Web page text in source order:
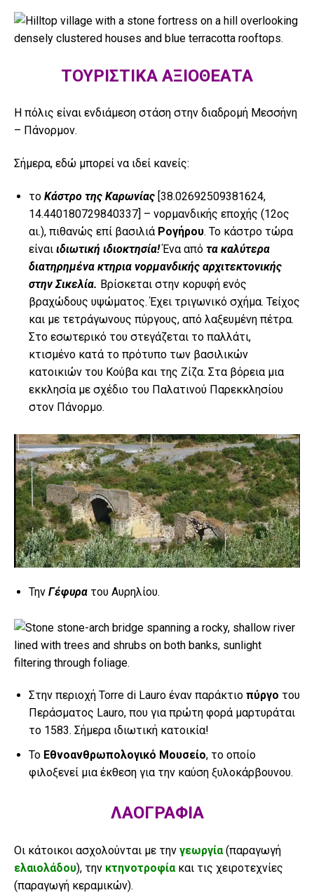
ΤΟΥΡΙΣΤΙΚΑ ΑΞΙΟΘΕΑΤΑ
Η πόλις είναι ενδιάμεση στάση στην διαδρομή Μεσσήνη
– Πάνορμον.
Σήμερα, εδώ μπορεί να ιδεί κανείς:
το Κάστρο της Καρωνίας [38.02692509381624,
14.440180729840337] – νορμανδικής εποχής (12ος
αι.), πιθανώς επί βασιλιά Ρογήρου. Το κάστρο τώρα
είναι ιδιωτική ιδιοκτησία!Ένα από τα καλύτερα
διατηρημένα κτηρια νορμανδικής αρχιτεκτονικής
στην Σικελία. Βρίσκεται στην κορυφή ενός
βραχώδους υψώματος. Έχει τριγωνικό σχήμα. Τείχος
και με τετράγωνους πύργους, από λαξευμένη πέτρα.
Στο εσωτερικό του στεγάζεται το παλλάτι,
κτισμένο κατά το πρότυπο των βασιλικών
κατοικιών του Κούβα και της Ζίζα. Στα βόρεια μια
εκκλησία με σχέδιο του Παλατινού Παρεκκλησίου
στον Πάνορμο.
Την Γέφυρα του Αυρηλίου.
Στην περιοχή Torre di Lauro έναν παράκτιο πύργο του
Περάσματος Lauro, που για πρώτη φορά μαρτυράται
το 1583. Σήμερα ιδιωτική κατοικία!
Το Εθνοανθρωπολογικό Μουσείο, το οποίο
φιλοξενεί μια έκθεση για την καύση ξυλοκάρβουνου.
ΛΑΟΓΡΑΦΙΑ
Οι κάτοικοι ασχολούνται με την γεωργία (παραγωγή
ελαιολάδου), την κτηνοτροφία και τις χειροτεχνίες
(παραγωγή κεραμικών).